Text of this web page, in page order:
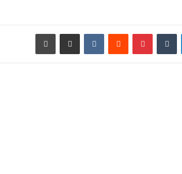
لينكدإن بينتيريست